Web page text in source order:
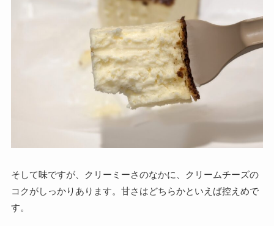
そして味ですが、クリーミーさのなかに、クリームチーズの
コクがしっかりあります。甘さはどちらかといえば控えめで
す。